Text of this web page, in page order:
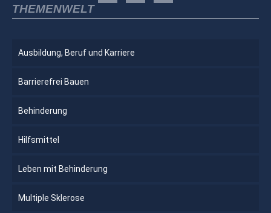
THEMENWELT
Ausbildung, Beruf und Karriere
Barrierefrei Bauen
Behinderung
Hilfsmittel
Leben mit Behinderung
Multiple Sklerose